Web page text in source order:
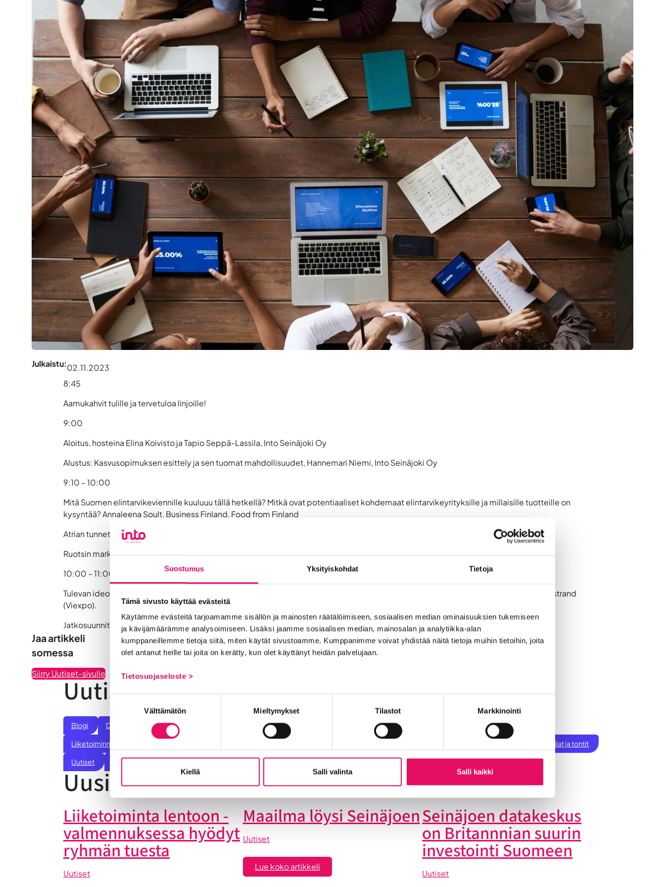
Suostumus Yksityiskohdat Tietoja
Tämä sivusto käyttää evästeitä
Käytämme evästeitä tarjoamamme sisällön ja mainosten räätälöimiseen, sosiaalisen median ominaisuuksien tukemiseen
ja kävijämäärämme analysoimiseen. Lisäksi jaamme sosiaalisen median, mainosalan ja analytiikka-alan
kumppaneillemme tietoja siitä, miten käytät sivustoamme. Kumppanimme voivat yhdistää näitä tietoja muihin tietoihin, joita
olet antanut heille tai joita on kerätty, kun olet käyttänyt heidän palvelujaan.
Tietosuojaseloste >
Suostumuksen
Välttämätön Mieltymykset Tilastot Markkinointi
Kiellä Salli valinta Salli kaikki
Julkaistu:02.11.2023
8:45
Aamukahvit tulille ja tervetuloa linjoille!
9:00
Aloitus, hosteina Elina Koivisto ja Tapio Seppä-Lassila, Into Seinäjoki Oy
Alustus: Kasvusopimuksen esittely ja sen tuomat mahdollisuudet, Hannemari Niemi, Into Seinäjoki Oy
9:10 – 10:00
Mitä Suomen elintarvikeviennille kuuluuu tällä hetkellä? Mitkä ovat potentiaaliset kohdemaat elintarvikeyrityksille ja millaisille tuotteille on
kysyntää?Annaleena Soult, Business Finland, Food from Finland
Atrian tunnettuutta lisätään EU-rahoituksella Aasiassa.
Ruotsin markkinoille korona-aikana.Sampo Hauta-aho, Juustoportti
10:00 – 11:00
Tulevan ideointia workshopin avulla. Workshopin fasilitaattoreina Elina Koivisto ja Tapio Seppä-Lassila (Into Seinäjoki) sekä
Kåre Björkstrand
(Viexpo).
Jatkosuunnitelmat ja seuraavan kokouksen sopiminen.
Jaa artikkeli
somessa
Siirry Uutiset-sivulle
Uutiskategoriat
Blogi Digitalisaatio Ekosysteemi Into työpaikkana Liikeidea ja yrityksen perustaminen
Liiketoiminnan valmennukset Toimitilat ja tontit
Uutiset Vastuullisuus Yrittäjätarinat Yrityskaupat Yritysneuvonta Yritysrahoitus Yritysuutiset
Uusimmat uutiset
Liiketoiminta lentoon -
valmennuksessa hyödyt
ryhmän tuesta
Uutiset
Maailma löysi Seinäjoen
Uutiset
Lue koko artikkeli:
Maailma
Seinäjoen datakeskus
on Britannnian suurin
investointi Suomeen
Uutiset